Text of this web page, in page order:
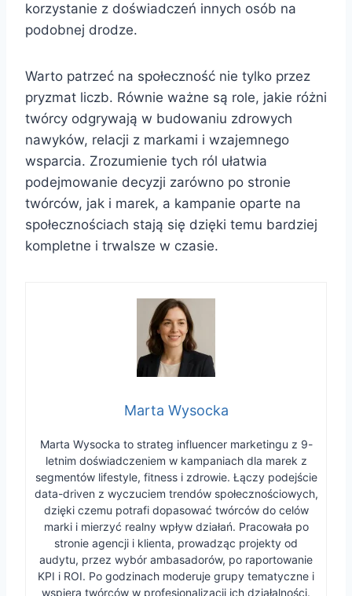
korzystanie z doświadczeń innych osób na
podobnej drodze.
Warto patrzeć na społeczność nie tylko przez
pryzmat liczb. Równie ważne są role, jakie różni
twórcy odgrywają w budowaniu zdrowych
nawyków, relacji z markami i wzajemnego
wsparcia. Zrozumienie tych ról ułatwia
podejmowanie decyzji zarówno po stronie
twórców, jak i marek, a kampanie oparte na
społecznościach stają się dzięki temu bardziej
kompletne i trwalsze w czasie.
Marta Wysocka
Marta Wysocka to strateg influencer marketingu z 9-
letnim doświadczeniem w kampaniach dla marek z
segmentów lifestyle, fitness i zdrowie. Łączy podejście
data-driven z wyczuciem trendów społecznościowych,
dzięki czemu potrafi dopasować twórców do celów
marki i mierzyć realny wpływ działań. Pracowała po
stronie agencji i klienta, prowadząc projekty od
audytu, przez wybór ambasadorów, po raportowanie
KPI i ROI. Po godzinach moderuje grupy tematyczne i
wspiera twórców w profesjonalizacji ich działalności.